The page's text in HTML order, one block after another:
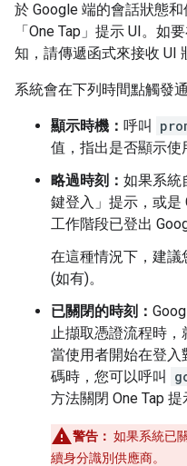
於 Google 端的會話狀態
「One Tap」提示 UI。如
知，請傳遞函式來接收 UI
系統會在下列時間點觸發通
顯示時機： 呼叫
值，指出是否顯示使
略過時刻： 如果系統
鍵登入」提示，或是
工作階段已登出
在這種情況下，建
(如有)。
已關閉的時刻：
止擷取憑證流程時，
當使用者開始在登
碼時，您可以呼叫
方法關閉 One Tap
警告： 如果系統已
續身分識別供應商。